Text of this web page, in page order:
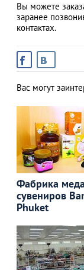
Вы можете
заранее
контактах.
Вас могут
Фабрика
сувениров
Phuket